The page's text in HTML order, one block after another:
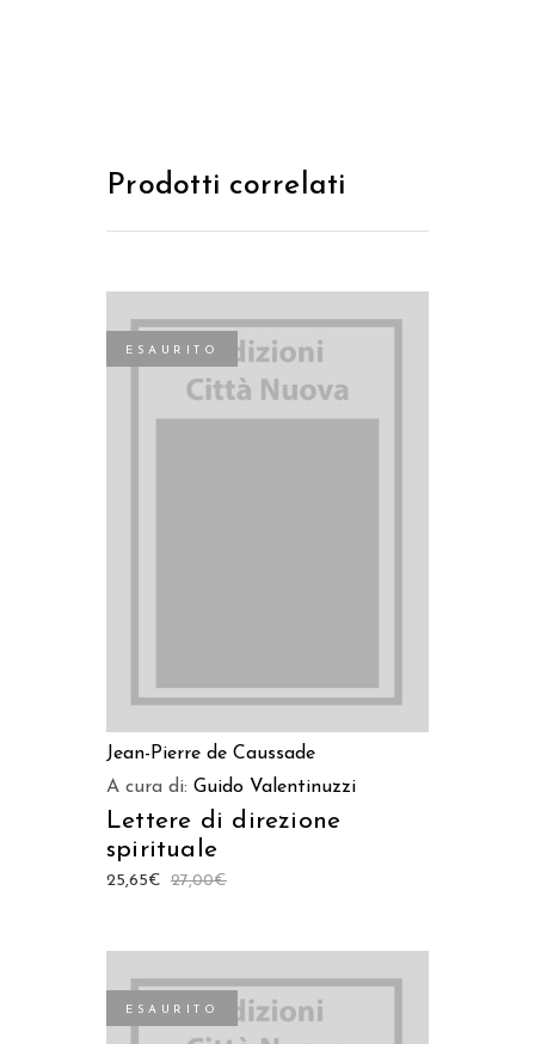
Prodotti correlati
ESAURITO
Jean-Pierre de Caussade
A cura di: Guido Valentinuzzi
Lettere di direzione
spirituale
27,00€
25,65€
ESAURITO